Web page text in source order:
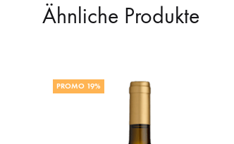
Ähnliche Produkte
PROMO 19%